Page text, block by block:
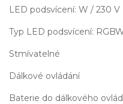
LED podsvícení: W / 230 V
Typ LED podsvícení:
Stmívatelné
Dálkové ovládání
Baterie do dálkového